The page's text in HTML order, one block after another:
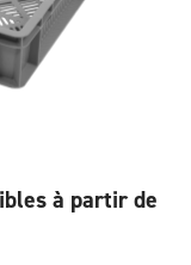
à partir de